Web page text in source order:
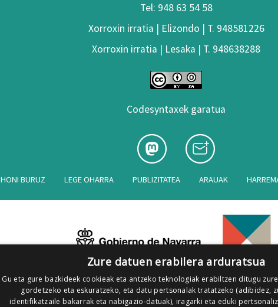
Tel: 948 63 54 58
Xorroxin irratia | Elizondo | T. 948581226
Xorroxin irratia | Lesaka | T. 948638288
Codesyntaxek garatua
HONI BURUZ LEGE OHARRA PUBLIZITATEA ARAUAK
Zure datuen erabilera arduratsua
Gu eta gure bazkideek cookieak eta antzeko teknologiak erabiltzen ditugu
gordetzeko eta eskuratzeko, eta datu pertsonalak tratatzeko (adibidez,
identifikatzaile bakarrak eta nabigazio-datuak), iragarki eta eduki